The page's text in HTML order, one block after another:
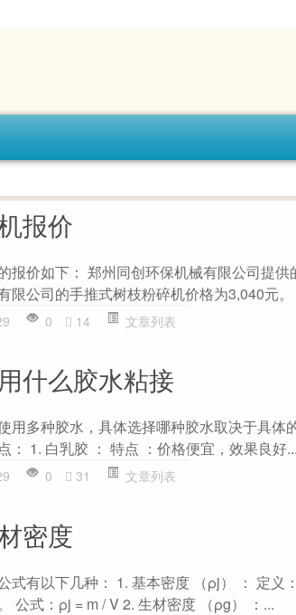
报价
报价如下： 郑州同创环保机械有限公司提
限公司的手推式树枝粉碎机价格为3,040元。
0 14 文章列表
什么胶水粘接
用多种胶水，具体选择哪种胶水取决于具体
： 1. 白乳胶 ： 特点 ：价格便宜，效果良好...
0 31 文章列表
密度
式有以下几种： 1. 基本密度 （ρj） ： 定义
公式：ρj = m / V 2. 生材密度 （ρg） ：...